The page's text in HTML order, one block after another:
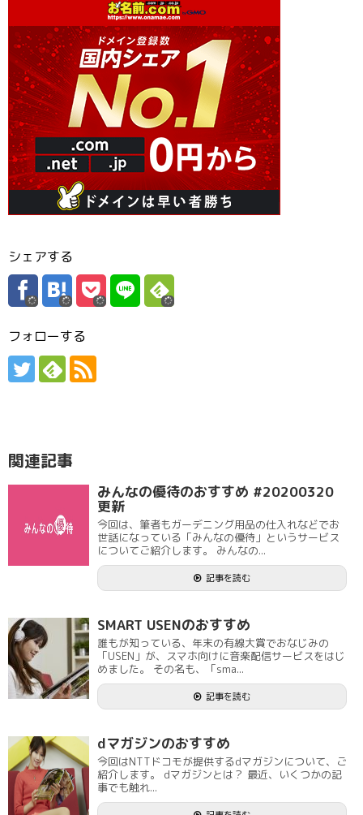
シェアする
フォローする
関連記事
みんなの優待のおすすめ #20200320
更新
今回は、筆者もガーデニング用品の仕入れなどでお
世話になっている「みんなの優待」というサービス
についてご紹介します。 みんなの...
記事を読む
SMART USENのおすすめ
誰もが知っている、年末の有線大賞でおなじみの
「USEN」が、スマホ向けに音楽配信サービスをはじ
めました。 その名も、「sma...
記事を読む
dマガジンのおすすめ
今回はNTTドコモが提供するdマガジンについて、ご
紹介します。 dマガジンとは？ 最近、いくつかの記
事でも触れ...